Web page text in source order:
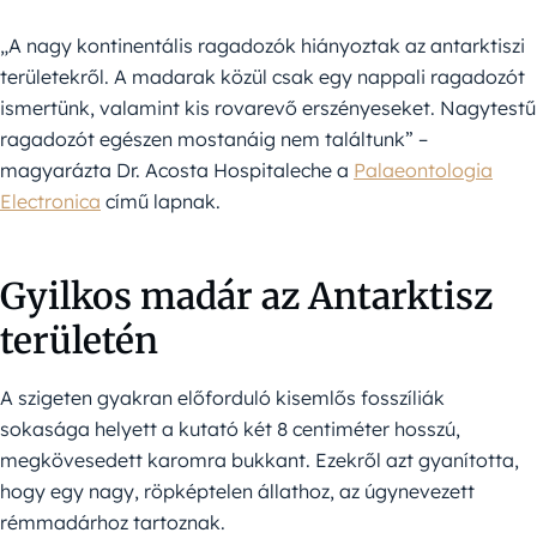
„A nagy kontinentális ragadozók hiányoztak az antarktiszi
területekről. A madarak közül csak egy nappali ragadozót
ismertünk, valamint kis rovarevő erszényeseket. Nagytestű
ragadozót egészen mostanáig nem találtunk” –
magyarázta Dr. Acosta Hospitaleche a Palaeontologia
Electronica című lapnak.
Gyilkos madár az Antarktisz
területén
A szigeten gyakran előforduló kisemlős fosszíliák
sokasága helyett a kutató két 8 centiméter hosszú,
megkövesedett karomra bukkant. Ezekről azt gyanította,
hogy egy nagy, röpképtelen állathoz, az úgynevezett
rémmadárhoz tartoznak.